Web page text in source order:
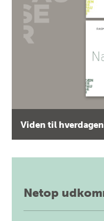
Viden til hverdagen
Netop